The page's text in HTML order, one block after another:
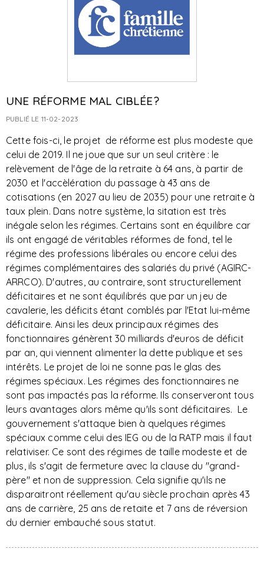
UNE RÉFORME MAL CIBLÉE?
PUBLIÉ LE 11-02-2023
Cette fois-ci, le projet de réforme est plus modeste que
celui de 2019. Il ne joue que sur un seul critère : le
relèvement de l'âge de la retraite à 64 ans, à partir de
2030 et l'accèlération du passage à 43 ans de
cotisations (en 2027 au lieu de 2035) pour une retraite à
taux plein. Dans notre système, la sitation est très
inégale selon les régimes. Certains sont en équilibre car
ils ont engagé de véritables réformes de fond, tel le
régime des professions libérales ou encore celui des
régimes complémentaires des salariés du privé (AGIRC-
ARRCO). D'autres, au contraire, sont structurellement
déficitaires et ne sont équilibrés que par un jeu de
cavalerie, les déficits étant comblés par l'Etat lui-même
déficitaire. Ainsi les deux principaux régimes des
fonctionnaires génèrent 30 milliards d'euros de déficit
par an, qui viennent alimenter la dette publique et ses
intérêts. Le projet de loi ne sonne pas le glas des
régimes spéciaux. Les régimes des fonctionnaires ne
sont pas impactés pas la réforme. Ils conserveront tous
leurs avantages alors même qu'ils sont déficitaires. Le
gouvernement s'attaque bien à quelques régimes
spéciaux comme celui des IEG ou de la RATP mais il faut
relativiser. Ce sont des régimes de taille modeste et de
plus, ils s'agit de fermeture avec la clause du "grand-
père" et non de suppression. Cela signifie qu'ils ne
disparaitront réellement qu'au siècle prochain après 43
ans de carrière, 25 ans de retaite et 7 ans de réversion
du dernier embauché sous statut.